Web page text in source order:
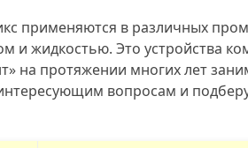
применяются в различных
и жидкостью. Это устройства
на протяжении многих лет
вопросам и